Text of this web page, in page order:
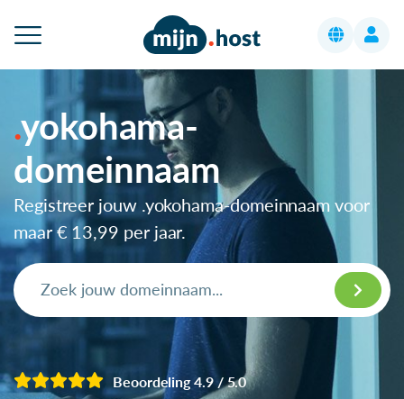
yokohama-
domeinnaam
Registreer jouw .yokohama-domeinnaam voor
maar € 13,99 per jaar.
Beoordeling 4.9 / 5.0